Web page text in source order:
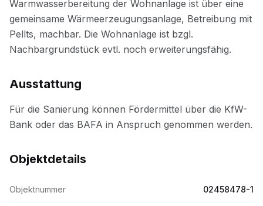
Ausstattung
Objektdetails
Objektnummer 02458478-1